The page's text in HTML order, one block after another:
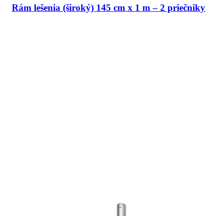
Rám lešenia (široký) 145 cm x 1 m – 2 priečniky